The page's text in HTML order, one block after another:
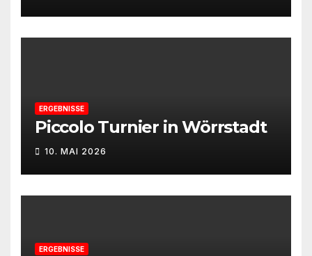
ERGEBNISSE
Piccolo Turnier in Wörrstadt
10. MAI 2026
ERGEBNISSE